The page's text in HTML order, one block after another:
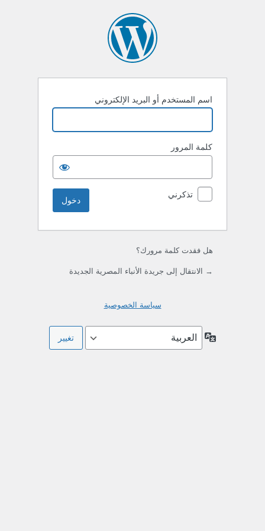
اسم المستخدم أو البريد الإلكتروني
كلمة المرور
تذكرني
هل فقدت كلمة مرورك؟
→ الانتقال إلى جريدة الأنباء المصرية الجديدة
سياسة الخصوصية
اللغة